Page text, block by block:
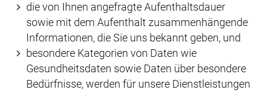
die von Ihnen angefragte Aufenthaltsdauer
sowie mit dem Aufenthalt zusammenhängende
Informationen, die Sie uns bekannt geben, und
besondere Kategorien von Daten wie
Gesundheitsdaten sowie Daten über besondere
Bedürfnisse, werden für unsere Dienstleistungen